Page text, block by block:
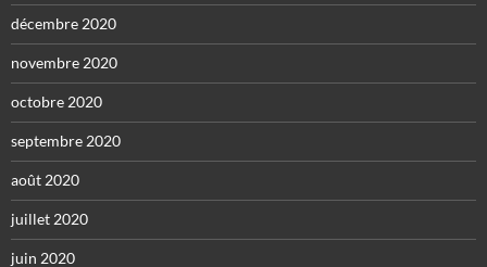
décembre 2020
novembre 2020
octobre 2020
septembre 2020
août 2020
juillet 2020
juin 2020